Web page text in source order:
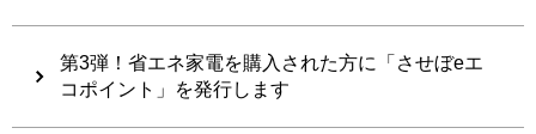
第3弾！省エネ家電を購入された方に「させぼeエ
コポイント」を発行します